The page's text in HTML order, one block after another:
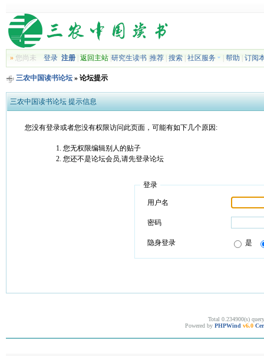
»您尚未 登录 注册| 返回主站| 研究生读书| 推荐| 搜索| 社区服务 帮助 订阅
三农中国读书论坛» 论坛提示
三农中国读书论坛 提示信息
您没有登录或者您没有权限访问此页面，可能有如下几个原因:
您无权限编辑别人的贴子
您还不是论坛会员,请先登录论坛
登录
用户名
密码
隐身登录 是
Total 0.234900(s)
Powered by PHPWind v6.0